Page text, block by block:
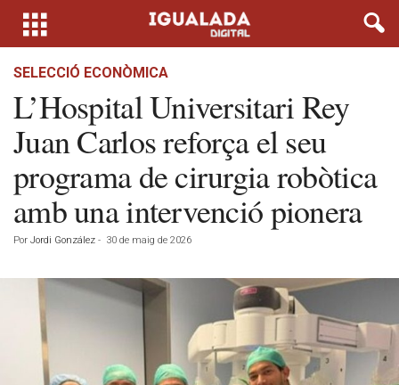
SELECCIÓ ECONÒMICA
L’Hospital Universitari Rey
Juan Carlos reforça el seu
programa de cirurgia robòtica
amb una intervenció pionera
Por Jordi González - 30 de maig de 2026